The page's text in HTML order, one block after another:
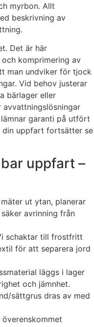
myrbon. Allt
beskrivning av
Det är här
komprimering av
man undviker för tjock
Vid behov justerar
bärlager eller
avvattningslösningar
garanti på utfört
din uppfart fortsätter se
uppfart –
ut ytan, planerar
avrinning från
schaktar till frostfritt
för att separera jord
läggs i lager
och jämnhet.
sättgrus dras av med